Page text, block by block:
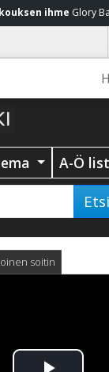
ihme Glory
A-Ö
Etsi
soitin